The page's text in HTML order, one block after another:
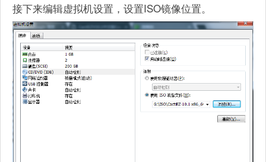
接下来编辑虚拟机设置，设置ISO镜像位置。